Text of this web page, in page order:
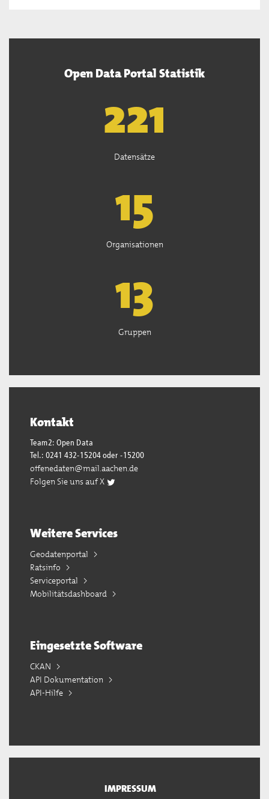
Open Data Portal Statistik
222
Datensätze
15
Organisationen
13
Gruppen
Kontakt
Team2: Open Data
Tel.: 0241 432-15204 oder -15200
offenedaten@mail.aachen.de
Folgen Sie uns auf X
Weitere Services
Geodatenportal
Ratsinfo
Serviceportal
Mobilitätsdashboard
Eingesetzte Software
CKAN
API Dokumentation
API-Hilfe
IMPRESSUM